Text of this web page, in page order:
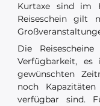
Kurtaxe sind im
Reiseschein gilt
Die
Verfügbarkeit,
gewünschten
noch
verfügbar sind.